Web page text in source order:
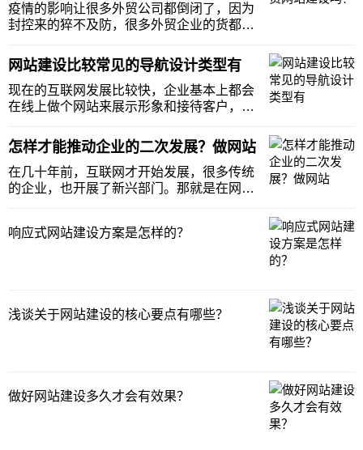
果，可能需要等待一段时间，或者很长的时
间，那么什么因素
疫情的影响让很多外贸公司都倒闭了，因为
封控来的猝不及防，很多外贸企业的货都积
工费等等，都让外贸公司有很大的支出，还
没有回报，这个时候就有人问了，难道现在
已经不能再开展做外贸行业了吗？其实不是
的。 外贸网
网站建设比较常见的导航设计类型有
现在的互联网发展比较快，企业基本上都会
在线上做个网站来展示形象和接待客户，所
了，然而不是说所有的企业都能够把网站做
的好，这里小编建议，想要把网站做好，就
需要做好导航设计，让客户更加方便，提升
客户的体验感。
怎样才能推动企业的二次发展？做网站
在几十年前，互联网才开始发展，很多传统
的企业，也开展了新兴部门。那就是在网络
的技术，但现在已经很完善了，基本上企业
响应式网站建设方案是怎样的？
浅谈关于网站建设的核心要点有哪些？
做好网站建设多久才会有效果？